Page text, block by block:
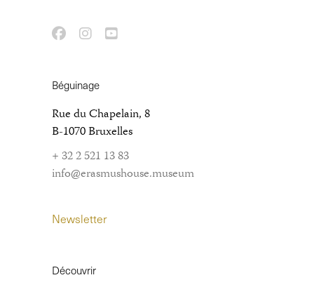
Béguinage
Rue du Chapelain, 8
B-1070 Bruxelles
+ 32 2 521 13 83
info@erasmushouse.museum
Newsletter
Découvrir